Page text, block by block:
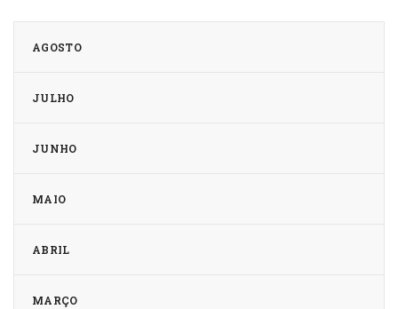
AGOSTO
JULHO
JUNHO
MAIO
ABRIL
MARÇO